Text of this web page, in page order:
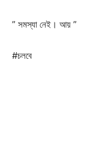
” সমস্যা নেই। আয় ”
#চলবে